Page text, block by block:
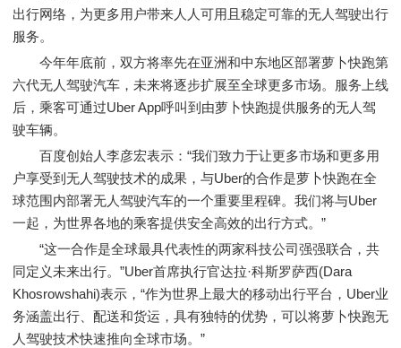
出行网络，为更多用户带来人人可用且稳定可靠的无人驾驶出行
服务。
今年年底前，双方将率先在亚洲和中东地区部署萝卜快跑第
六代无人驾驶汽车，未来将逐步扩展至全球更多市场。服务上线
后，乘客可通过Uber App呼叫到由萝卜快跑提供服务的无人驾
驶车辆。
百度创始人李彦宏表示：“我们致力于让更多市场和更多用
户享受到无人驾驶技术的成果，与Uber的合作是萝卜快跑在全
球范围内部署无人驾驶汽车的一个重要里程碑。我们将与Uber
一起，为世界各地的乘客提供安全高效的出行方式。”
“这一合作是全球最具代表性的两家科技公司强强联合，共
同定义未来出行。”Uber首席执行官达拉·科斯罗萨西(Dara
Khosrowshahi)表示，“作为世界上最大的移动出行平台，Uber业
务涵盖出行、配送和货运，具有独特的优势，可以将萝卜快跑无
人驾驶技术快速推向全球市场。”